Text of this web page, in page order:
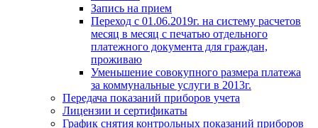
Запись на прием
Переход с 01.06.2019г. на систему расчетов
месяц в месяц с печатью отдельного
платежного документа для граждан,
проживаю
Уменьшение совокупного размера платежа
за коммунальные услуги в 2013г.
Передача показаний приборов учета
Лицензии и сертификаты
График снятия контрольных показаний приборов